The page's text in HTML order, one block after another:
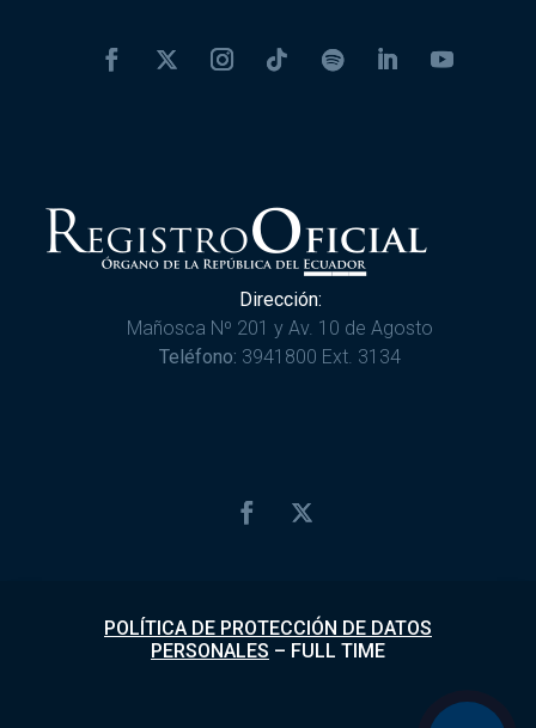
Dirección:
Mañosca Nº 201 y Av. 10 de Agosto
Teléfono: 3941800 Ext. 3134
POLÍTICA DE PROTECCIÓN DE DATOS
PERSONALES – FULL TIME